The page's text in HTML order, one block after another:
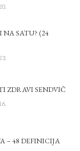
NA SATU? (24
ZDRAVI SENDVIČ
– 48 DEFINICIJA